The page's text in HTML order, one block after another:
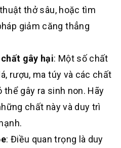
thở sâu, hoặc tìm
giảm căng thẳng
gây hại: Một số chất
rượu, ma túy và các chất
thể gây ra sinh non. Hãy
chất này và duy trì
: Điều quan trọng là duy